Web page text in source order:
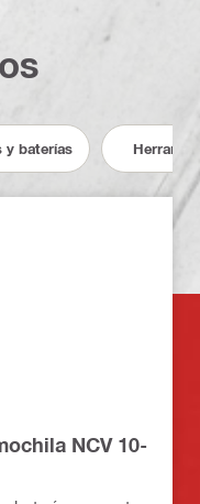
y baterías
NCV 10-